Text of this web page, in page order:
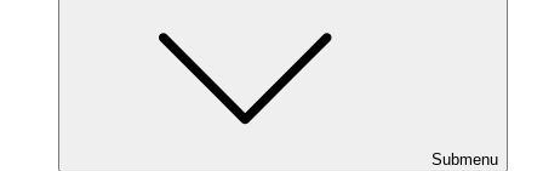
Submenu